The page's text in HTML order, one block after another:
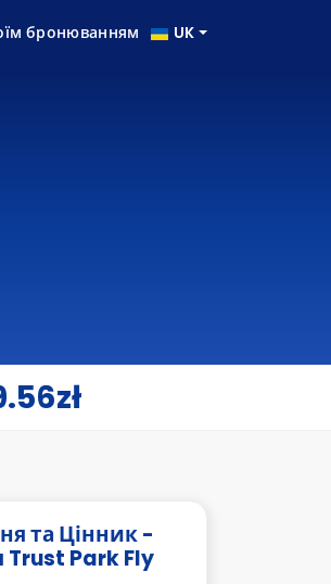
бронюванням UK
та Цінник -
Trust Park Fly